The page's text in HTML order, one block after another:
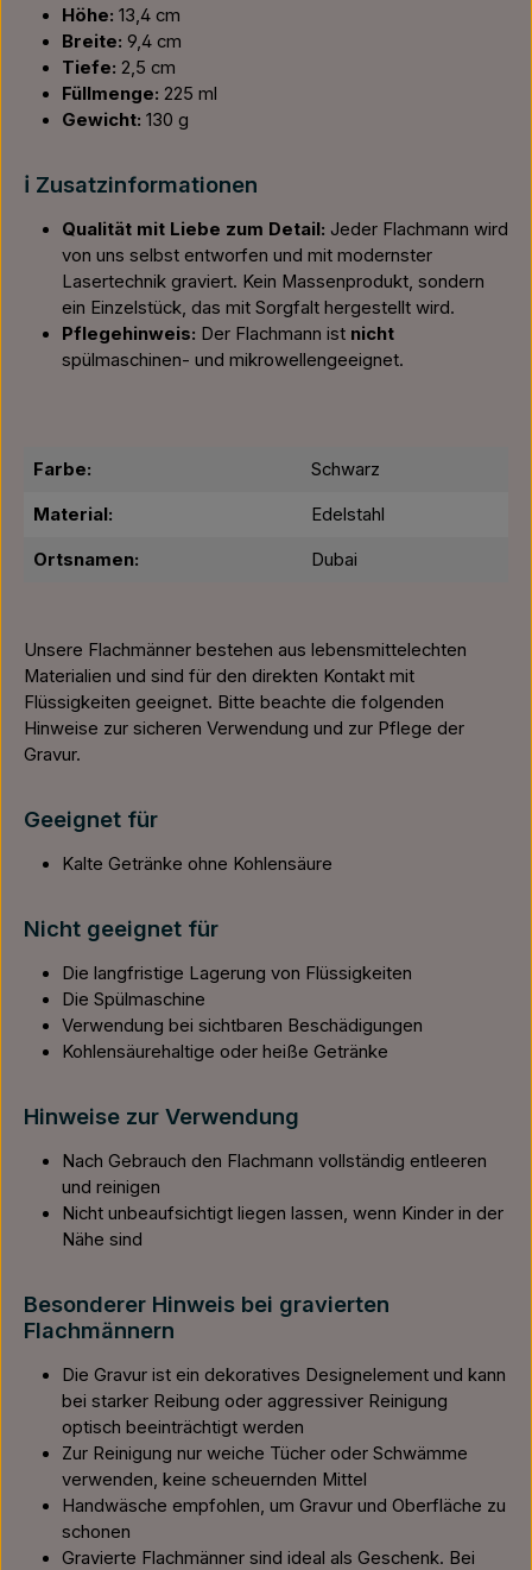
Höhe: 13,4 cm
Breite: 9,4 cm
Tiefe: 2,5 cm
Füllmenge: 225 ml
Gewicht: 130 g
ℹ️ Zusatzinformationen
Qualität mit Liebe zum Detail: Jeder Flachmann wird
von uns selbst entworfen und mit modernster
Lasertechnik graviert. Kein Massenprodukt, sondern
ein Einzelstück, das mit Sorgfalt hergestellt wird.
Pflegehinweis: Der Flachmann ist nicht
spülmaschinen- und mikrowellengeeignet.
Farbe: Schwarz
Material: Edelstahl
Ortsnamen: Dubai
Unsere Flachmänner bestehen aus lebensmittelechten
Materialien und sind für den direkten Kontakt mit
Flüssigkeiten geeignet. Bitte beachte die folgenden
Hinweise zur sicheren Verwendung und zur Pflege der
Gravur.
Geeignet für
Kalte Getränke ohne Kohlensäure
Nicht geeignet für
Die langfristige Lagerung von Flüssigkeiten
Die Spülmaschine
Verwendung bei sichtbaren Beschädigungen
Kohlensäurehaltige oder heiße Getränke
Hinweise zur Verwendung
Nach Gebrauch den Flachmann vollständig entleeren
und reinigen
Nicht unbeaufsichtigt liegen lassen, wenn Kinder in der
Nähe sind
Besonderer Hinweis bei gravierten
Flachmännern
Die Gravur ist ein dekoratives Designelement und kann
bei starker Reibung oder aggressiver Reinigung
optisch beeinträchtigt werden
Zur Reinigung nur weiche Tücher oder Schwämme
verwenden, keine scheuernden Mittel
Handwäsche empfohlen, um Gravur und Oberfläche zu
schonen
Gravierte Flachmänner sind ideal als Geschenk. Bei